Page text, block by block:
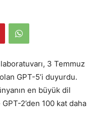
3 Temmuz
GPT-5’i duyurdu.
en büyük dil
2’den 100 kat daha